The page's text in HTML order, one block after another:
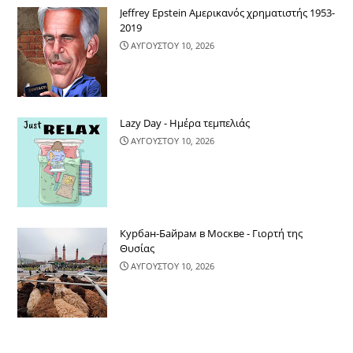
Jeffrey Epstein Αμερικανός χρηματιστής 1953-
2019
ΑΥΓΟΥΣΤΟΥ 10, 2026
Lazy Day - Ημέρα τεμπελιάς
ΑΥΓΟΥΣΤΟΥ 10, 2026
Курбан-Байрам в Москве - Γιορτή της
Θυσίας
ΑΥΓΟΥΣΤΟΥ 10, 2026